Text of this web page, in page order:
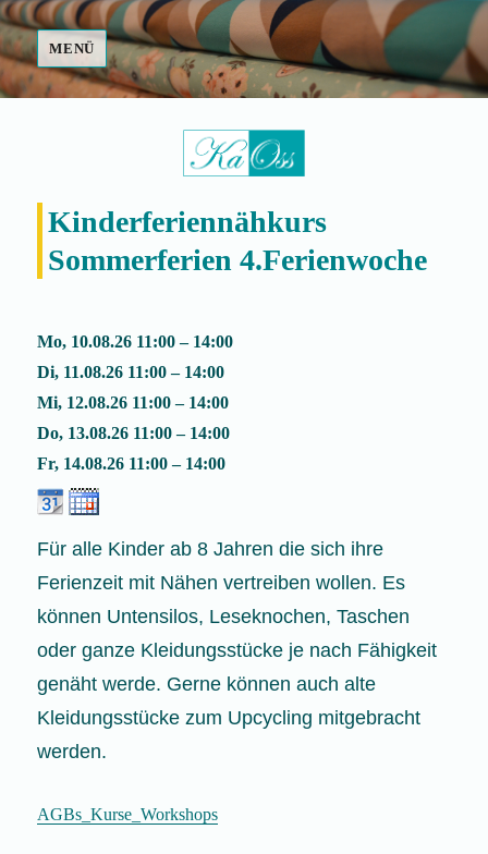
Fair Made
MENÜ
Kinderferiennähkurs
Sommerferien 4.Ferienwoche
Mo, 10.08.26 11:00 – 14:00
Di, 11.08.26 11:00 – 14:00
Mi, 12.08.26 11:00 – 14:00
Do, 13.08.26 11:00 – 14:00
Fr, 14.08.26 11:00 – 14:00
Für alle Kinder ab 8 Jahren die sich ihre
Ferienzeit mit Nähen vertreiben wollen. Es
können Untensilos, Leseknochen, Taschen
oder ganze Kleidungsstücke je nach Fähigkeit
genäht werde. Gerne können auch alte
Kleidungsstücke zum Upcycling mitgebracht
werden.
AGBs_Kurse_Workshops